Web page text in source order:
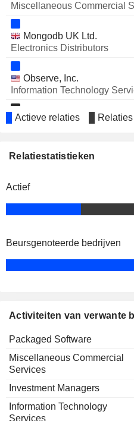
Miscellaneous Commercial
Mongodb UK Ltd.
Electronics Distributors
Observe, Inc.
Information Technology
Viam, Inc.
Mongodb Ventures
Actieve relaties
Relatiestatistieken
Actief
Beursgenoteerde bedrijven
Activiteiten van verwante
Packaged Software
Miscellaneous Commercial
Services
Investment Managers
Information Technology
Services